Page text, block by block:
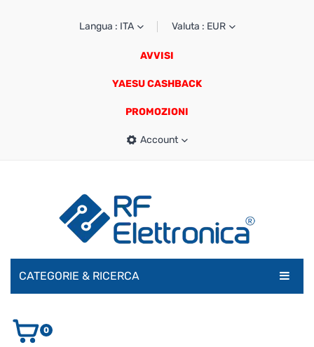
Langua : ITA Valuta : EUR
AVVISI
YAESU CASHBACK
PROMOZIONI
Account
CATEGORIE & RICERCA
AUDIO E VIDEO
0